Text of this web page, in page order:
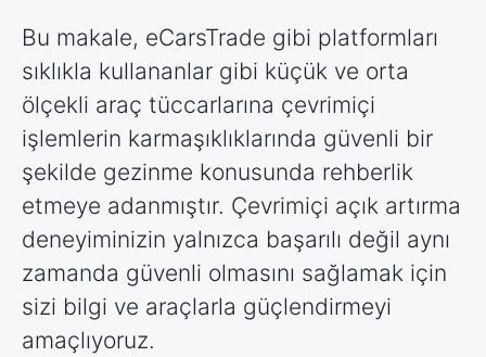
Bu makale, eCarsTrade gibi platformları
sıklıkla kullananlar gibi küçük ve orta
ölçekli araç tüccarlarına çevrimiçi
işlemlerin karmaşıklıklarında güvenli bir
şekilde gezinme konusunda rehberlik
etmeye adanmıştır. Çevrimiçi açık artırma
deneyiminizin yalnızca başarılı değil aynı
zamanda güvenli olmasını sağlamak için
sizi bilgi ve araçlarla güçlendirmeyi
amaçlıyoruz.